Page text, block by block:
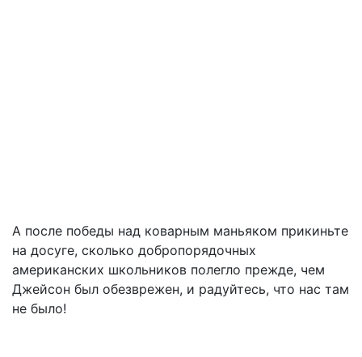
А после победы над коварным маньяком прикиньте
на досуге, сколько добропорядочных
американских школьников полегло прежде, чем
Джейсон был обезврежен, и радуйтесь, что нас там
не было!